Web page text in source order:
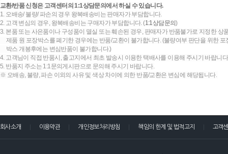
교환/반품 신청은 고객센터의 1:1상담문의에서 하실 수 있습니다.
1. 오배송/ 불량/ 파손의 경우 왕복배송비는 판매자가 부담합니다.
2. 고객 변심의 경우, 왕복배송비는 구매자가 부담합니다. (1:1상담문의)
3. 본품 또는 사은품이나 구성품이 멸실 또는 훼손된 경우, 판매자가 반품불가로 지정한 상
제품 원 포장박스를 폐기한 경우에는 반품/교환이 불가합니다. (불량여부 판단을 위한
박스 개봉후에는 변심반품이 불가합니다.)
4. 고객님이 직접 반품시, 출고지에서 최초 발송시 이용한 택배사를 이용해 주시기 바랍니
5. 반품지 주소는 1:1문의게시판으로 문의해 주시기 바랍니다.
※ 오배송, 불량, 파손 이외의 사유 및 색상 차이에 의한 반품/교환은 변심에 해당됩니다.
회사소개 이용약관 개인정보처리방침 책임의 한계 및 법적고지 고객